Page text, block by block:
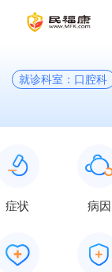
就诊科室：口腔科
症状 病因